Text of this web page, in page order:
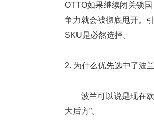
OTTO如果继续闭关锁
争力就会被彻底甩开。
SKU是必然选择。
2. 为什么优先选中了波
波兰可以说是现在欧
大后方”。